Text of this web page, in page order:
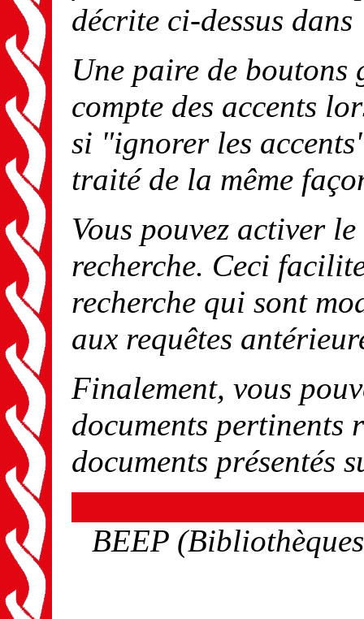
décrite ci-dessus
Une paire de boutons
compte des accents
si "ignorer les
traité de la même
Vous pouvez activer
recherche. Ceci
recherche qui sont
aux requêtes
Finalement, vous
documents pertinents
documents présentés
BEEP